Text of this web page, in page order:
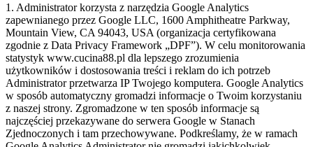
1. Administrator korzysta z narzędzia Google Analytics
zapewnianego przez Google LLC, 1600 Amphitheatre Parkway,
Mountain View, CA 94043, USA (organizacja certyfikowana
zgodnie z Data Privacy Framework „DPF”). W celu monitorowania
statystyk www.cucina88.pl dla lepszego zrozumienia
użytkowników i dostosowania treści i reklam do ich potrzeb
Administrator przetwarza IP Twojego komputera. Google Analytics
w sposób automatyczny gromadzi informacje o Twoim korzystaniu
z naszej strony. Zgromadzone w ten sposób informacje są
najczęściej przekazywane do serwera Google w Stanach
Zjednoczonych i tam przechowywane. Podkreślamy, że w ramach